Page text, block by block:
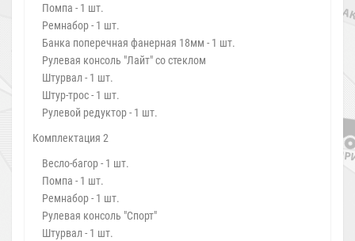
Помпа - 1 шт.
Ремнабор - 1 шт.
Банка поперечная фанерная 18мм - 1 шт.
Рулевая консоль "Лайт" со стеклом
Штурвал - 1 шт.
Штур-трос - 1 шт.
Рулевой редуктор - 1 шт.
Комплектация 2
Весло-багор - 1 шт.
Помпа - 1 шт.
Ремнабор - 1 шт.
Рулевая консоль "Спорт"
Штурвал - 1 шт.